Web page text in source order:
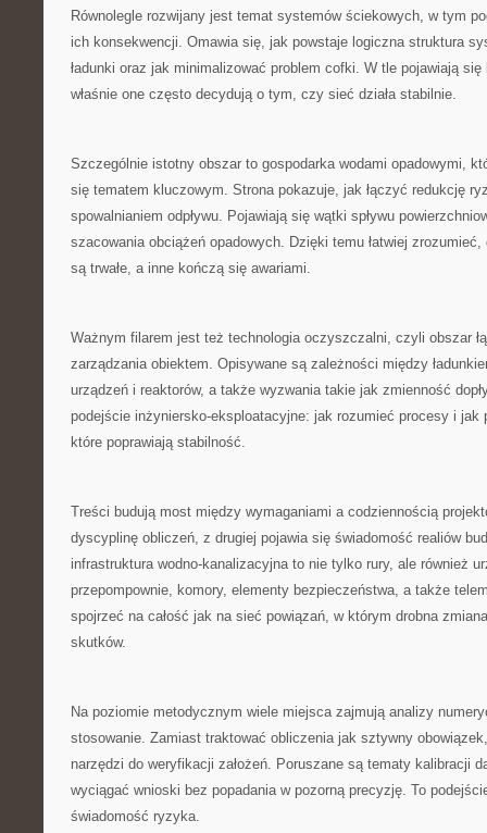
Równolegle rozwijany jest temat systemów ściekowych, w tym
ich konsekwencji. Omawia się, jak powstaje logiczna struktura
ładunki oraz jak minimalizować problem cofki. W tle pojawiają
właśnie one często decydują o tym, czy sieć działa stabilnie.
Szczególnie istotny obszar to gospodarka wodami opadowymi,
się tematem kluczowym. Strona pokazuje, jak łączyć redukcję
spowalnianiem odpływu. Pojawiają się wątki spływu
szacowania obciążeń opadowych. Dzięki temu łatwiej
są trwałe, a inne kończą się awariami.
Ważnym filarem jest też technologia oczyszczalni, czyli obszar
zarządzania obiektem. Opisywane są zależności między
urządzeń i reaktorów, a także wyzwania takie jak zmienność
podejście inżyniersko-eksploatacyjne: jak rozumieć procesy i jak
które poprawiają stabilność.
Treści budują most między wymaganiami a codziennością
dyscyplinę obliczeń, z drugiej pojawia się świadomość realiów
infrastruktura wodno-kanalizacyjna to nie tylko rury, ale również
przepompownie, komory, elementy bezpieczeństwa, a także
spojrzeć na całość jak na sieć powiązań, w którym drobna
skutków.
Na poziomie metodycznym wiele miejsca zajmują analizy
stosowanie. Zamiast traktować obliczenia jak sztywny
narzędzi do weryfikacji założeń. Poruszane są tematy kalibracji
wyciągać wnioski bez popadania w pozorną precyzję. To
świadomość ryzyka.